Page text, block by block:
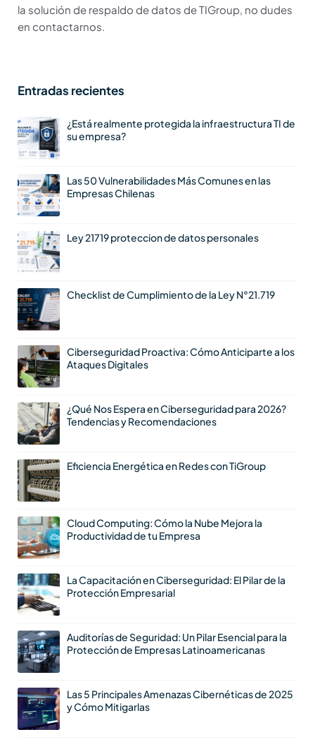
la solución de respaldo de datos de TIGroup, no dudes
en contactarnos.
Entradas recientes
¿Está realmente protegida la infraestructura TI de
su empresa?
Las 50 Vulnerabilidades Más Comunes en las
Empresas Chilenas
Ley 21719 proteccion de datos personales
Checklist de Cumplimiento de la Ley N°21.719
Ciberseguridad Proactiva: Cómo Anticiparte a los
Ataques Digitales
¿Qué Nos Espera en Ciberseguridad para 2026?
Tendencias y Recomendaciones
Eficiencia Energética en Redes con TiGroup
Cloud Computing: Cómo la Nube Mejora la
Productividad de tu Empresa
La Capacitación en Ciberseguridad: El Pilar de la
Protección Empresarial
Auditorías de Seguridad: Un Pilar Esencial para la
Protección de Empresas Latinoamericanas
Las 5 Principales Amenazas Cibernéticas de 2025
y Cómo Mitigarlas